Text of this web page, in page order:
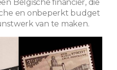
Belgische financier, die
en onbeperkt budget
van te maken.